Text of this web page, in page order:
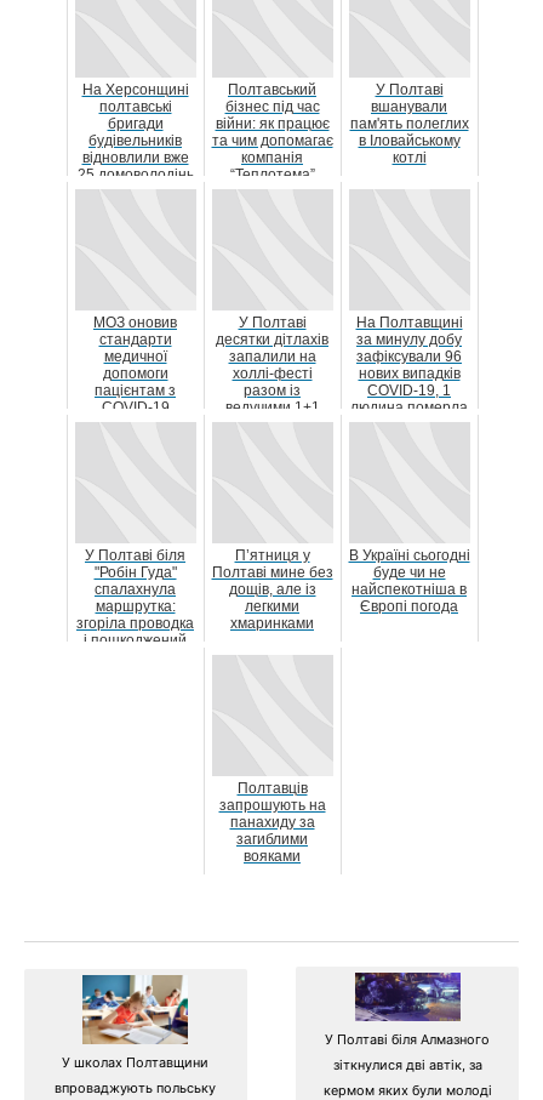
На Херсонщині
полтавські
бригади
будівельників
відновлили вже
25 домоволодінь
Полтавський
бізнес під час
війни: як працює
та чим допомагає
компанія
“Теплотема”
У Полтаві
вшанували
пам'ять полеглих
в Іловайському
котлі
МОЗ оновив
стандарти
медичної
допомоги
пацієнтам з
COVID-19
У Полтаві
десятки дітлахів
запалили на
холлі-фесті
разом із
ведучими 1+1
На Полтавщині
за минулу добу
зафіксували 96
нових випадків
COVID-19, 1
людина померла
У Полтаві біля
"Робін Гуда"
спалахнула
маршрутка:
згоріла проводка
і пошкоджений
П’ятниця у
Полтаві мине без
дощів, але із
легкими
хмаринками
В Україні сьогодні
буде чи не
найспекотніша в
Європі погода
Полтавців
запрошують на
панахиду за
загиблими
вояками
У школах Полтавщини
впроваджують польську
У Полтаві біля Алмазного
зіткнулися дві автік, за
кермом яких були молоді